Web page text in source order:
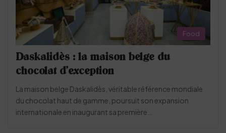
Food
Daskalidès : la maison belge du
chocolat d’exception
La maison belge Daskalidès, véritable référence mondiale
du chocolat haut de gamme, poursuit son expansion
internationale en inaugurant sa première…